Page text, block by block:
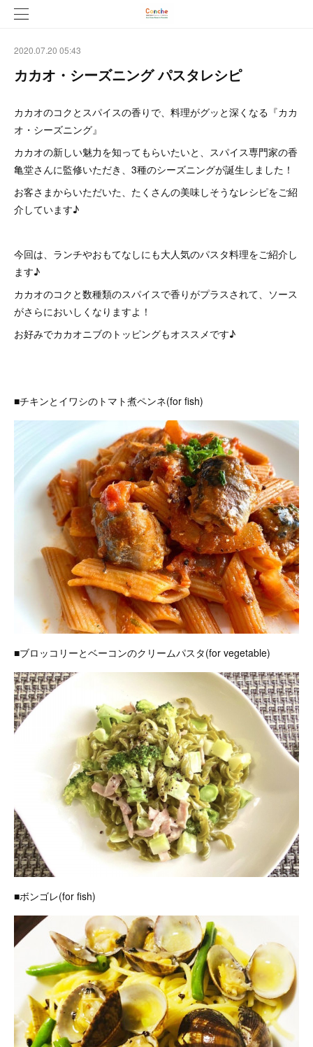
2020.07.20 05:43
カカオ・シーズニング パスタレシピ
カカオのコクとスパイスの香りで、料理がグッと深くなる『カカ
オ・シーズニング』
カカオの新しい魅力を知ってもらいたいと、スパイス専門家の香
亀堂さんに監修いただき、3種のシーズニングが誕生しました！
お客さまからいただいた、たくさんの美味しそうなレシピをご紹
介しています♪
今回は、ランチやおもてなしにも大人気のパスタ料理をご紹介し
ます♪
カカオのコクと数種類のスパイスで香りがプラスされて、ソース
がさらにおいしくなりますよ！
お好みでカカオニブのトッピングもオススメです♪
■チキンとイワシのトマト煮ペンネ(for fish)
■ブロッコリーとベーコンのクリームパスタ(for vegetable)
■ボンゴレ(for fish)